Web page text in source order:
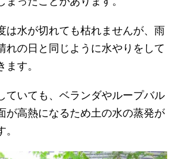
は水が切れても枯れませんが、雨
れの日と同じように水やりをして
す。
ていても、ベランダやループバル
が高熱になるため土の水の蒸発が